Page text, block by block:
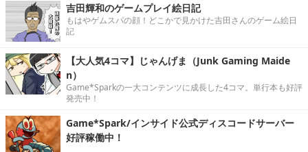
吉田輝和のゲームプレイ絵日記
もはやゲムスパの顔！どこかで見かけた吉田さんのゲーム絵日
記
【大人気4コマ】じゃんげま（Junk Gaming Maide
n）
Game*Sparkの一大コンテンツに成長した4コマ。単行本も好評
発売中！
Game*Spark/インサイド公式ディスコードサーバー
好評稼働中！